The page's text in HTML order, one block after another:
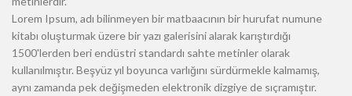
Lorem Ipsum, adı bilinmeyen bir matbaacının bir hurufat numune
kitabı oluşturmak üzere bir yazı galerisini alarak karıştırdığı
1500'lerden beri endüstri standardı sahte metinler olarak
kullanılmıştır. Beşyüz yıl boyunca varlığını sürdürmekle kalmamış,
aynı zamanda pek değişmeden elektronik dizgiye de sıçramıştır.